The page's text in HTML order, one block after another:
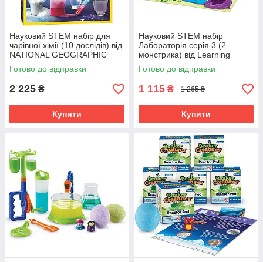
Науковий STEM набір для
чарівної хімії (10 дослідів) від
NATIONAL GEOGRAPHIC
(104-451)
Готово до відправки
2 225 ₴
Купити
Науковий STEM набір
Лабораторія серія 3 (2
монстрика) від Learning
Resources (104-025)
Готово до відправки
1 115 ₴ 1 265 ₴
Купити